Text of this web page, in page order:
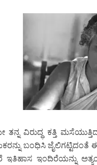
ತನ್ನ ವಿರುದ್ಧ ಕತ್ತಿ
ಬಂಧಿಸಿ ಜೈಲಿಗಟ್ಟಿದಂತೆ
ಇಂದಿರೆಯನ್ನು